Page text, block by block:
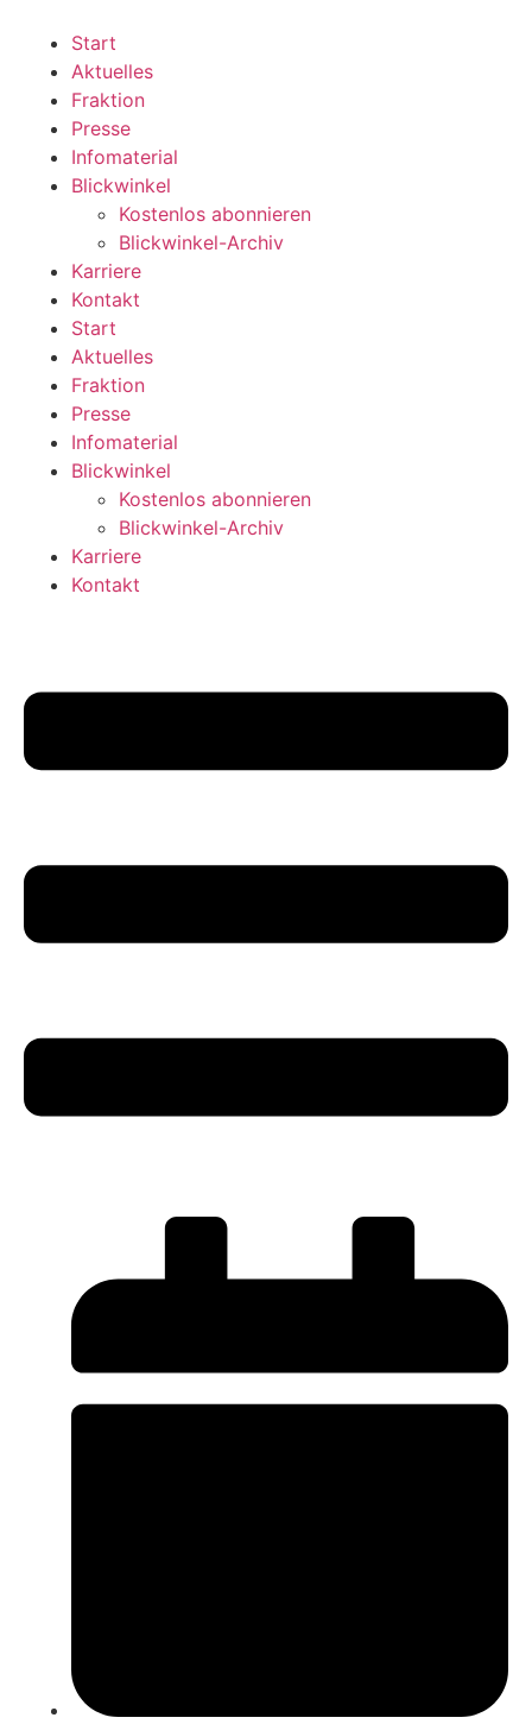
wechseln
Start
Aktuelles
Fraktion
Presse
Infomaterial
Blickwinkel
Kostenlos abonnieren
Blickwinkel-Archiv
Karriere
Kontakt
Start
Aktuelles
Fraktion
Presse
Infomaterial
Blickwinkel
Kostenlos abonnieren
Blickwinkel-Archiv
Karriere
Kontakt